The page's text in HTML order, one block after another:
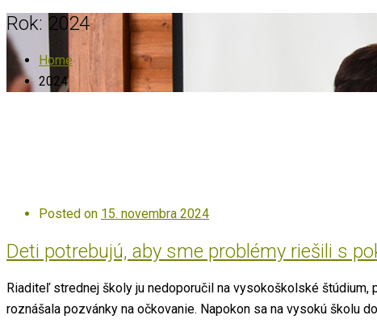
Rok: 2024
Home
2024
Posted on 15. novembra 2024
Deti potrebujú, aby sme problémy riešili s
Riaditeľ strednej školy ju nedoporučil na vysokoškolské
roznášala pozvánky na očkovanie. Napokon sa na vysokú školu